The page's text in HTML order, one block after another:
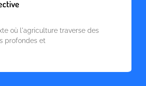
où l'agriculture traverse des
profondes et